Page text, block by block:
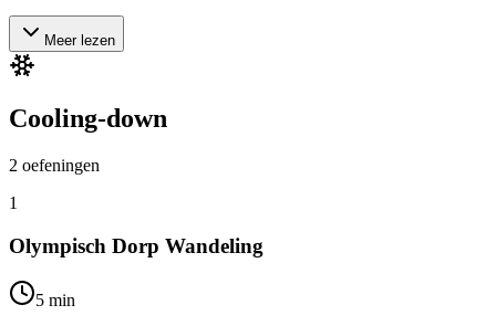
Meer lezen
Cooling-down
2 oefeningen
1
Olympisch Dorp Wandeling
5 min